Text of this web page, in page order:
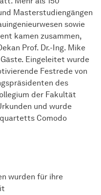
Masterstudiengängen
sowie
kamen zusammen,
Prof. Dr.-Ing. Mike
Eingeleitet wurde
Festrede von
des
der Fakultät
und wurde
Comodo
wurden für ihre